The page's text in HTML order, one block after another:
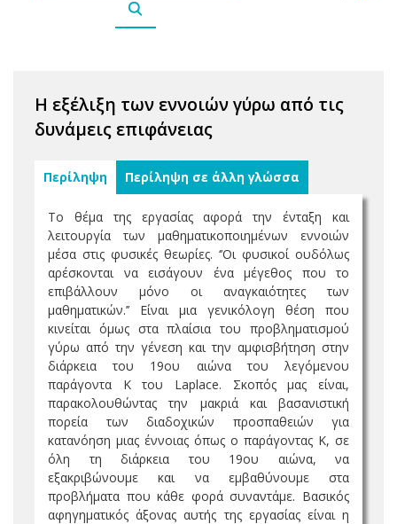
Η εξέλιξη των εννοιών γύρω από τις
δυνάμεις επιφάνειας
Περίληψη Περίληψη σε άλλη γλώσσα
Το θέμα της εργασίας αφορά την ένταξη και
λειτουργία των μαθηματικοποιημένων εννοιών
μέσα στις φυσικές θεωρίες. ‘’Oι φυσικοί ουδόλως
αρέσκονται να εισάγουν ένα μέγεθος που το
επιβάλλουν μόνο οι αναγκαιότητες των
μαθηματικών.’’ Είναι μια γενικόλογη θέση που
κινείται όμως στα πλαίσια του προβληματισμού
γύρω από την γένεση και την αμφισβήτηση στην
διάρκεια του 19ου αιώνα του λεγόμενου
παράγοντα Κ του Laplace. Σκοπός μας είναι,
παρακολουθώντας την μακριά και βασανιστική
πορεία των διαδοχικών προσπαθειών για
κατανόηση μιας έννοιας όπως ο παράγοντας Κ, σε
όλη τη διάρκεια του 19ου αιώνα, να
εξακριβώνουμε και να εμβαθύνουμε στα
προβλήματα που κάθε φορά συναντάμε. Βασικός
αφηγηματικός άξονας αυτής της εργασίας είναι η